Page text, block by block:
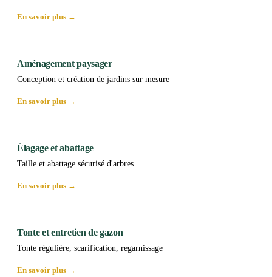
En savoir plus →
Aménagement paysager
Conception et création de jardins sur mesure
En savoir plus →
Élagage et abattage
Taille et abattage sécurisé d'arbres
En savoir plus →
Tonte et entretien de gazon
Tonte régulière, scarification, regarnissage
En savoir plus →